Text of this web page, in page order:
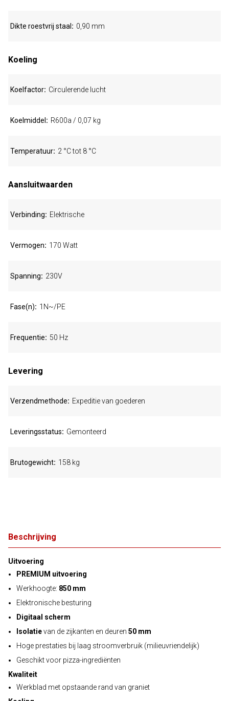
Beschrijving
Uitvoering
PREMIUM uitvoering
Werkhoogte: 850 mm
Elektronische besturing
Digitaal scherm
Isolatievan de zijkanten en deuren 50 mm
Hoge prestaties bij laag stroomverbruik (milieuvriendelijk)
Geschikt voor pizza-ingrediënten
Kwaliteit
Werkblad met opstaande rand van graniet
Dikte roestvrij staal 0,90 mm
Koeling
Koelfactor Circulerende lucht
Koelmiddel R600a / 0,07 kg
Temperatuur 2 °C tot 8 °C
Aansluitwaarden
Verbinding Elektrische
Vermogen 170 Watt
Spanning 230V
Fase(n) 1N~/PE
Frequentie 50 Hz
Levering
Verzendmethode Expeditie van goederen
Leveringsstatus Gemonteerd
Brutogewicht 158 kg